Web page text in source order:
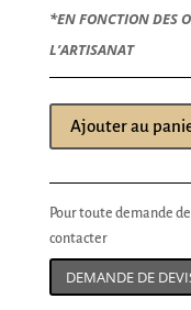
*EN FONCTION DES
L’ARTISANAT
Ajouter au
Pour toute demande
contacter
DEMANDE DE